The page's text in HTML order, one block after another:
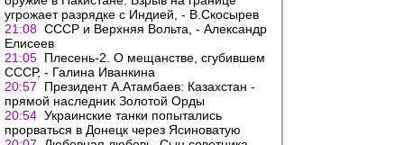
угрожает разрядке с Индией, - В.Скосырев
21:08 СССР и Верхняя Вольта, - Александр
Елисеев
21:05 Плесень-2. О мещанстве, сгубившем
СССР, - Галина Иванкина
20:57
Президент А.Атамбаев: Казахстан -
прямой наследник Золотой Орды
20:54 Украинские танки попытались
прорваться в Донецк через Ясиноватую